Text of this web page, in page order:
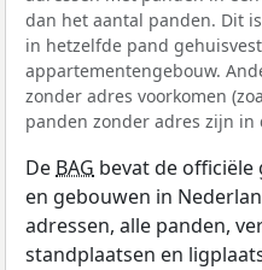
dan het aantal panden. Dit
in hetzelfde pand
appartementengebouw.
zonder adres voorkomen
panden zonder adres zijn
De BAG bevat de officiële
en gebouwen in
adressen, alle panden,
standplaatsen en